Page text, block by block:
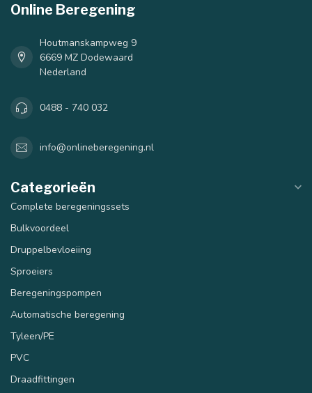
Online Beregening
Houtmanskampweg 9
6669 MZ Dodewaard
Nederland
0488 - 740 032
info@onlineberegening.nl
Categorieën
Complete beregeningssets
Bulkvoordeel
Druppelbevloeiing
Sproeiers
Beregeningspompen
Automatische beregening
Tyleen/PE
PVC
Draadfittingen